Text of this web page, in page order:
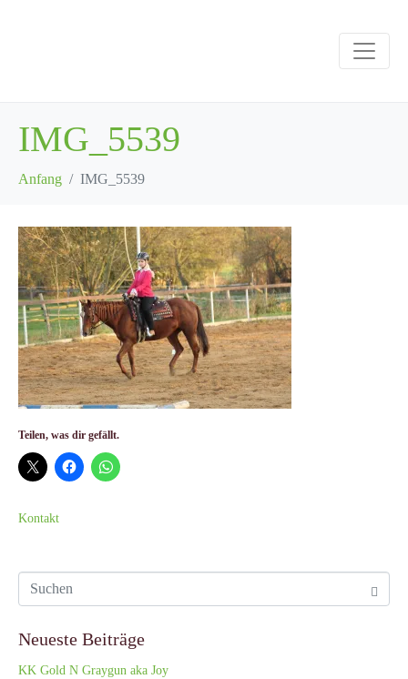
IMG_5539
Anfang IMG_5539
Teilen, was dir gefällt.
Kontakt
Neueste Beiträge
KK Gold N Graygun aka Joy